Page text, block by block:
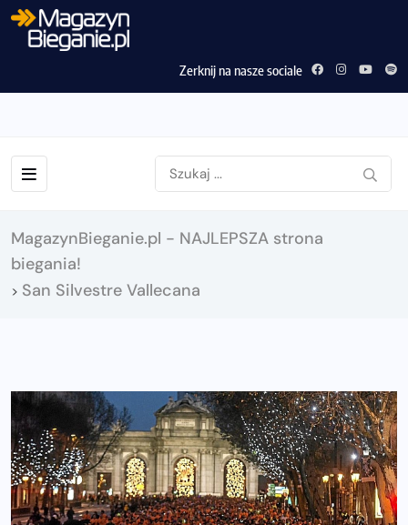
Zerknij na nasze sociale
MagazynBieganie.pl - NAJLEPSZA strona
biegania!
> San Silvestre Vallecana